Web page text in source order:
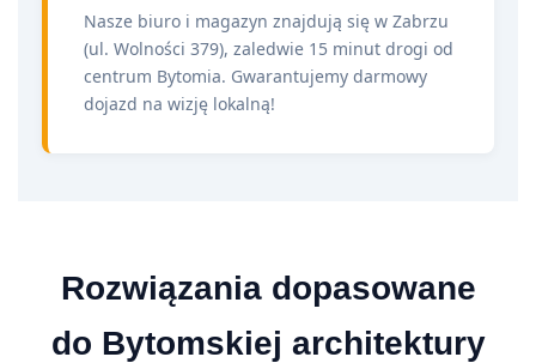
Nasze biuro i magazyn znajdują się w Zabrzu
(ul. Wolności 379), zaledwie 15 minut drogi od
centrum Bytomia. Gwarantujemy darmowy
dojazd na wizję lokalną!
Rozwiązania dopasowane
do Bytomskiej architektury